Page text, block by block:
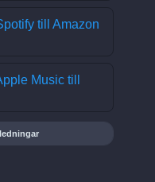
till Amazon
Music till